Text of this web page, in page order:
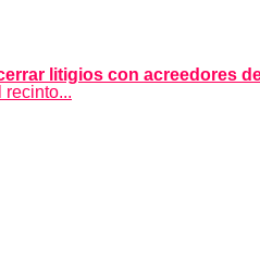
litigios con acreedores
recinto...